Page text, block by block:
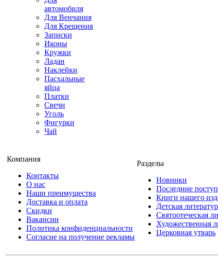
автомобиля
Для Венчания
Для Крещения
Записки
Иконы
Кружки
Ладан
Наклейки
Пасхальные
яйца
Платки
Свечи
Уголь
Фигурки
Чай
Компания
Контакты
О нас
Наши преимущества
Доставка и оплата
Скидки
Вакансии
Политика конфиденциальности
Согласие на получение рекламы
Разделы
Новинки
Последние
Книги нашего
Детская
Святоотеческая
Художественная
Церковная утварь